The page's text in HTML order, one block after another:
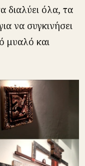
διαλύει όλα, τα
να συγκινήσει
μυαλό και